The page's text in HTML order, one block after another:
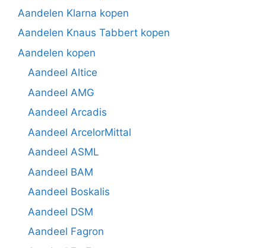
Aandelen Klarna kopen
Aandelen Knaus Tabbert kopen
Aandelen kopen
Aandeel Altice
Aandeel AMG
Aandeel Arcadis
Aandeel ArcelorMittal
Aandeel ASML
Aandeel BAM
Aandeel Boskalis
Aandeel DSM
Aandeel Fagron